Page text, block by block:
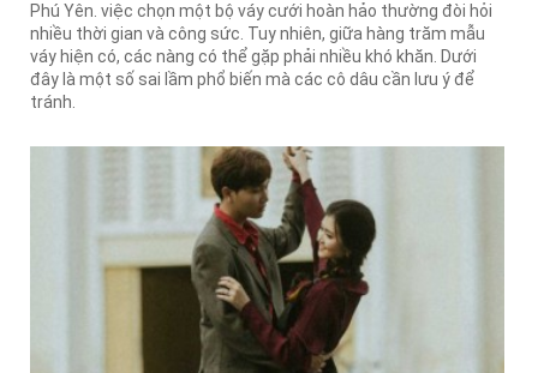
Phú Yên. việc chọn một bộ váy cưới hoàn hảo thường đòi hỏi
nhiều thời gian và công sức. Tuy nhiên, giữa hàng trăm mẫu
váy hiện có, các nàng có thể gặp phải nhiều khó khăn. Dưới
đây là một số sai lầm phổ biến mà các cô dâu cần lưu ý để
tránh.